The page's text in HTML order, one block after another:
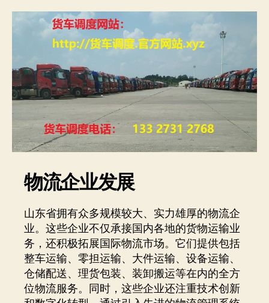
物流企业发展
山东省拥有众多规模较大、实力雄厚的物流企
业。这些企业不仅承接国内各地的货物运输业
务，还积极拓展国际物流市场。它们提供包括
整车运输、零担运输、大件运输、设备运输、
仓储配送、理货包装、装卸搬运等在内的全方
位物流服务。同时，这些企业还注重技术创新